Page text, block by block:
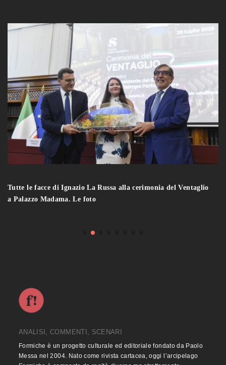
Tutte le facce di Ignazio La Russa alla cerimonia del Ventaglio
a Palazzo Madama. Le foto
ANALISI, COMMENTI, SCENARI
Formiche è un progetto culturale ed editoriale fondato da Paolo
Messa nel 2004. Nato come rivista cartacea, oggi l’arcipelago